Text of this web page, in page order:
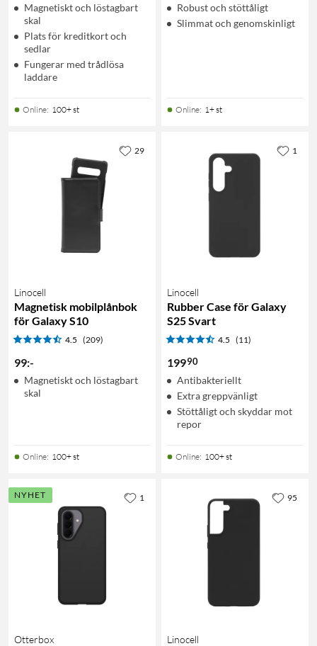
Magnetiskt och löstagbart
skal
Plats för kreditkort och
sedlar
Fungerar med trådlösa
laddare
Online: 100+ st
Robust och stöttåligt
Slimmat och genomskinligt
Online: 1+ st
Linocell
Magnetisk mobilplånbok
för Galaxy S10
4.5 (209)
99:-
Magnetiskt och löstagbart
skal
Online: 100+ st
29
Linocell
Rubber Case för Galaxy
S25 Svart
4.5 (11)
19990
Antibakteriellt
Extra greppvänligt
Stöttåligt och skyddar mot
repor
Online: 100+ st
1
NYHET
Otterbox
1
Linocell
95